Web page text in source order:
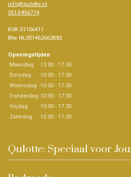
info@qulotte.nl
0513-856774
KVK 01106411
Btw NL001462662B82
Openingstijden
Maandag
13.00 - 17.30
Dinsdag
10:00 - 17:30
Woensdag 10:00 - 17:30
Donderdag 10:00 - 17:30
Vrijdag
10:00 - 17.30
Zaterdag
10.00 - 17.00
Qulotte: Speciaal voor Jou